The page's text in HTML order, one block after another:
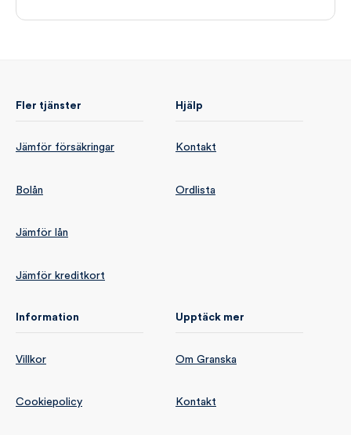
Fler tjänster
Jämför försäkringar
Bolån
Jämför lån
Jämför kreditkort
Hjälp
Kontakt
Ordlista
Information
Villkor
Cookiepolicy
Upptäck mer
Om Granska
Kontakt